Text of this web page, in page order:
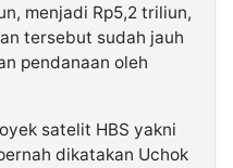
menjadi Rp5,2 triliun,
tersebut sudah jauh
pendanaan oleh
satelit HBS yakni
dikatakan Uchok